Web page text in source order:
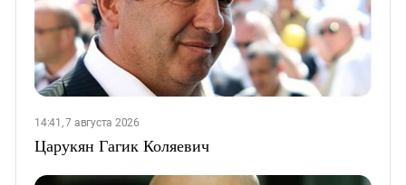
14:41, 7 августа 2026
Царукян Гагик Коляевич